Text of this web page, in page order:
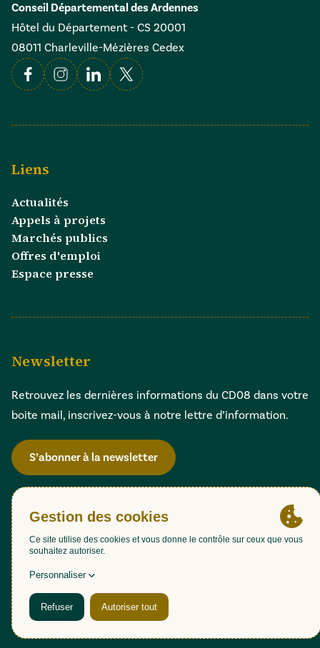
Conseil Départemental des Ardennes
Hôtel du Département - CS 20001
08011 Charleville-Mézières Cedex
FacebookInstagramLinkedin
X
Liens
Actualités
Appels à projets
Marchés publics
Offres d'emploi
Espace presse
Newsletter
Retrouvez les dernières informations du CD08 dans votre
boite mail, inscrivez-vous à notre lettre d’information.
S’abonner à la newsletter
Gestion des cookies
Accessibilité : partiellement conforme (98,51%)
Mentions légales
Politique de confidentialité
Plan du site
Une création